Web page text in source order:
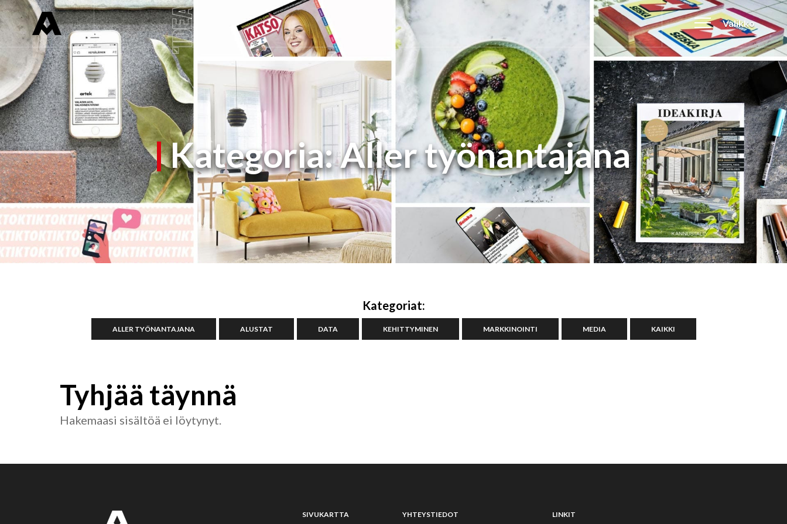
Valikko
Kategoria:Aller työnantajana
Kategoriat:
ALLER TYÖNANTAJANA ALUSTAT DATA KEHITTYMINEN MARKKINOINTI MEDIA KAIKKI
Tyhjää täynnä
Hakemaasi sisältöä ei löytynyt.
SIVUKARTTA YHTEYSTIEDOT LINKIT